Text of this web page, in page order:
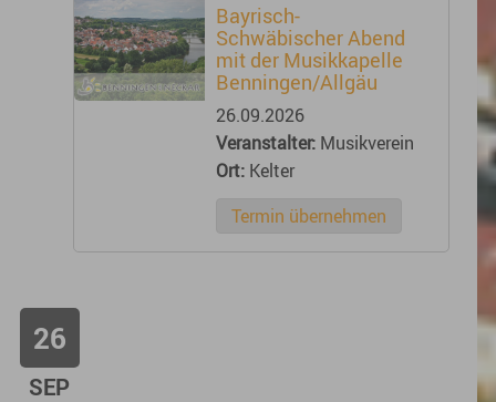
Bayrisch-
Schwäbischer Abend
mit der Musikkapelle
Benningen/Allgäu
26.09.2026
Veranstalter: Musikverein
Ort: Kelter
Termin übernehmen
26
SEP